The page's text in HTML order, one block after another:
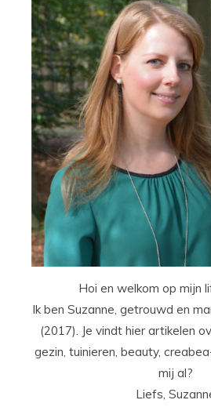
Hoi en welkom op mijn
Ik ben Suzanne, getrouwd en
(2017). Je vindt hier artikelen
gezin, tuinieren, beauty,
mij al?
Liefs,